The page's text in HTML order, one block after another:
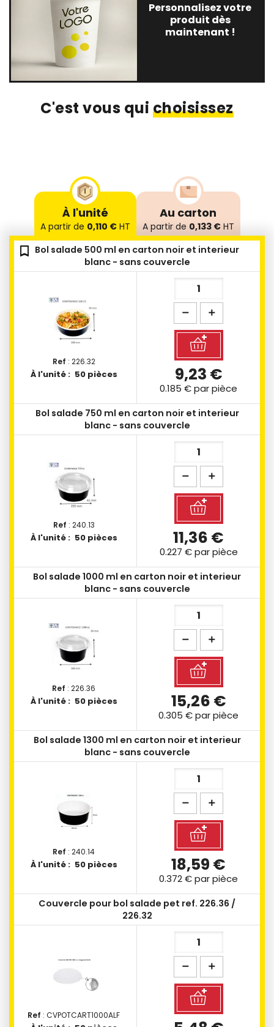
Personnalisez votre
produit dès
maintenant !
C'est vous qui choisissez
À l'unité
A partir de 0,110 €HT
Au carton
A partir de 0,133 €HT
bookmark_outline
Ref : 226.32
À l'unité : 50 pièces
Bol salade 500 ml en carton noir et interieur
blanc - sans couvercle
9,23 €
0.185 €par pièce
bookmark_outline
Ref : 240.13
À l'unité : 50 pièces
Bol salade 750 ml en carton noir et interieur
blanc - sans couvercle
11,36 €
0.227 €par pièce
bookmark_outline
Ref : 226.36
À l'unité : 50 pièces
Bol salade 1000 ml en carton noir et interieur
blanc - sans couvercle
15,26 €
0.305 €par pièce
bookmark_outline
Ref : 240.14
À l'unité : 50 pièces
Bol salade 1300 ml en carton noir et interieur
blanc - sans couvercle
18,59 €
0.372 €par pièce
bookmark_outline
Ref : CVPOTCART1000ALF
Couvercle pour bol salade pet ref. 226.36 /
226.32
bookmark_outline
bookmark_outline
bookmark_outline